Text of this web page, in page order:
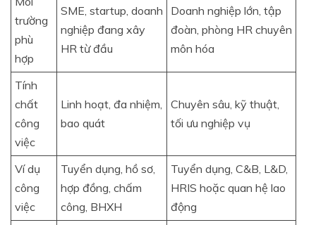
trường
phù
hợp
SME, startup, doanh
nghiệp đang xây
HR từ đầu
Doanh nghiệp lớn, tập
đoàn, phòng HR chuyên
môn hóa
Tính
chất
công
việc
Linh hoạt, đa nhiệm,
bao quát
Chuyên sâu, kỹ thuật,
tối ưu nghiệp vụ
Ví dụ
công
việc
Tuyển dụng, hồ sơ,
hợp đồng, chấm
công, BHXH
Tuyển dụng, C&B, L&D,
HRIS hoặc quan hệ lao
động